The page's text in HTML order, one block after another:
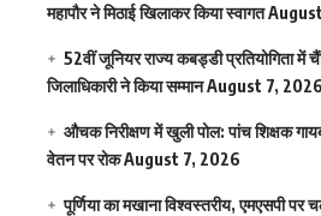
महापौर ने मिठाई खिलाकर किया स्वागत
52वीं जूनियर राज्य कबड्डी प्रतियोगिता में
जिलाधिकारी ने किया सम्मानAugust 7, 2026
औचक निरीक्षण में खुली पोल: पांच शिक्षक
वेतन पर रोकAugust 7, 2026
पूर्णिया का मखाना विश्वस्तरीय, एमएसपी पर